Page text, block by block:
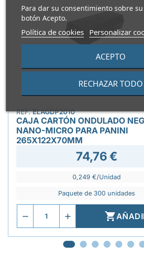
Para dar su consentimiento sobre
botón Acepto.
Política de cookies Personalizar
RECHAZAR TODO
ACEPTO
REF.ELAGDP2010
CAJA CARTÓN ONDULADO
NANO-MICRO PARA PANINI
265X122X70MM
74,76 €
0,249 €/Unidad
Paquete de 300 unidades
